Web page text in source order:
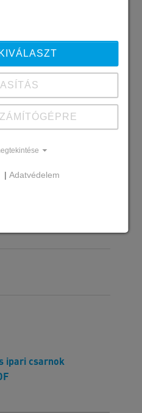
panelek
ipari csarnok
| Adatvédelem